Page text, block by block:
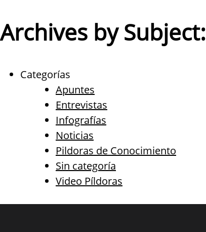
Archives by Subject:
Categorías
Apuntes
Entrevistas
Infografías
Noticias
Pildoras de Conocimiento
Sin categoría
Video Píldoras